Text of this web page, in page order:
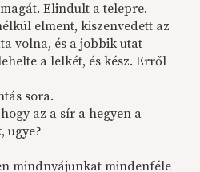
Elindult a telepre.
elment, kiszenvedett az
volna, és a jobbik utat
a lelkét, és kész. Erről
sora.
az a sír a hegyen a
ugye?
mindnyájunkat mindenféle